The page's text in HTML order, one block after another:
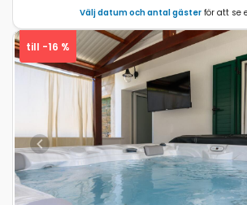
Välj datum och antal gäster för att se
Previous
till -16 %